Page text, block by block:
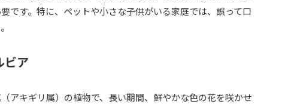
です。特に、ペットや小さな子供がいる家庭では、誤って口
ビア
アキギリ属）の植物で、長い期間、鮮やかな色の花を咲かせ